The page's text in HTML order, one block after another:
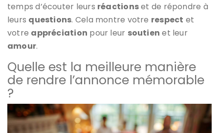
temps d’écouter leurs réactionset de répondre à
leurs questions. Cela montre votre respect et
votre appréciation pour leur soutien et leur
amour.
Quelle est la meilleure manière
de rendre l’annonce mémorable
?